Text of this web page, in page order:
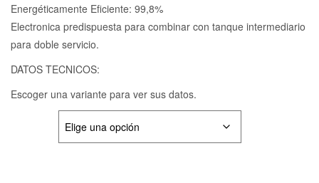
Energéticamente Eficiente: 99,8%
Electronica predispuesta para combinar con tanque intermediario
para doble servicio.
DATOS TECNICOS:
Escoger una variante para ver sus datos.